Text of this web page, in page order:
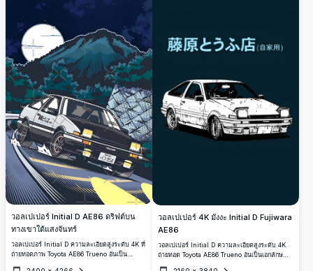
วอลเปเปอร์ Initial D AE86 ดริฟต์บน
ทางเขาใต้แสงจันทร์
วอลเปเปอร์ Initial D ความละเอียดสูงระดับ 4K ที่
ถ่ายทอดภาพ Toyota AE86 Trueno อันเป็น
วอลเปเปอร์ 4K มังงะ Initial D Fujiwara
AE86
วอลเปเปอร์ Initial D ความละเอียดสูงระดับ 4K
ถ่ายทอด Toyota AE86 Trueno อันเป็นเอกลักษณ์